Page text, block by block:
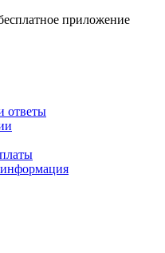
приложение
ответы